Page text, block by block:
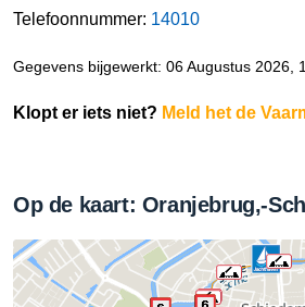
Telefoonnummer: 14010
Gegevens bijgewerkt: 06 Augustus 2026,
Klopt er iets niet? Meld het de
Op de kaart: Oranjebrug,-